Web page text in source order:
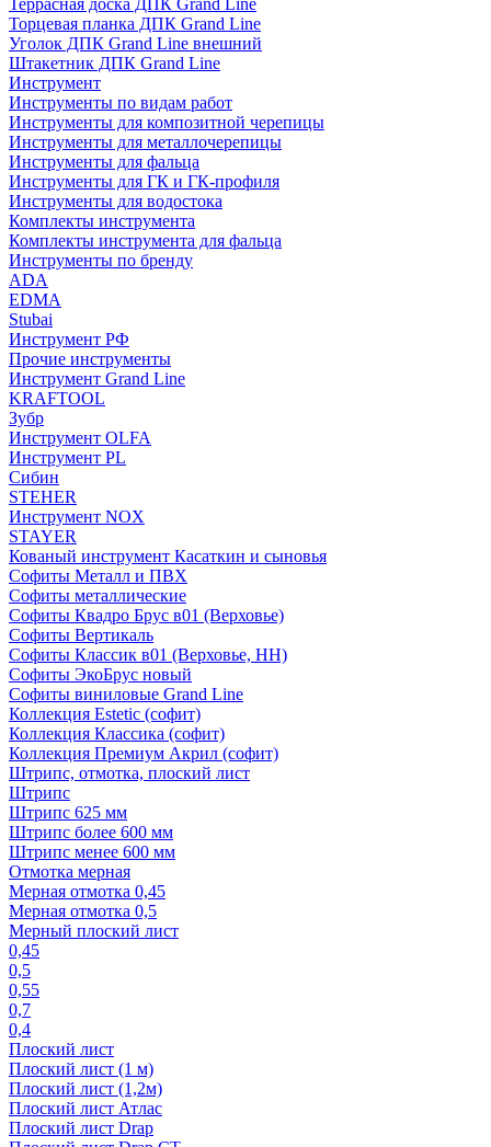
Террасная доска ДПК Grand Line
Торцевая планка ДПК Grand Line
Уголок ДПК Grand Line внешний
Штакетник ДПК Grand Line
Инструмент
Инструменты по видам работ
Инструменты для композитной черепицы
Инструменты для металлочерепицы
Инструменты для фальца
Инструменты для ГК и ГК-профиля
Инструменты для водостока
Комплекты инструмента
Комплекты инструмента для фальца
Инструменты по бренду
ADA
EDMA
Stubai
Инструмент РФ
Прочие инструменты
Инструмент Grand Line
KRAFTOOL
Зубр
Инструмент OLFA
Инструмент PL
Сибин
STEHER
Инструмент NOX
STAYER
Кованый инструмент Касаткин и сыновья
Софиты Металл и ПВХ
Софиты металлические
Софиты Квадро Брус в01 (Верховье)
Софиты Вертикаль
Софиты Классик в01 (Верховье, НН)
Софиты ЭкоБрус новый
Софиты виниловые Grand Line
Коллекция Estetic (софит)
Коллекция Классика (софит)
Коллекция Премиум Акрил (софит)
Штрипс, отмотка, плоский лист
Штрипс
Штрипс 625 мм
Штрипс более 600 мм
Штрипс менее 600 мм
Отмотка мерная
Мерная отмотка 0,45
Мерная отмотка 0,5
Мерный плоский лист
0,45
0,5
0,55
0,7
0,4
Плоский лист
Плоский лист (1 м)
Плоский лист (1,2м)
Плоский лист Атлас
Плоский лист Drap